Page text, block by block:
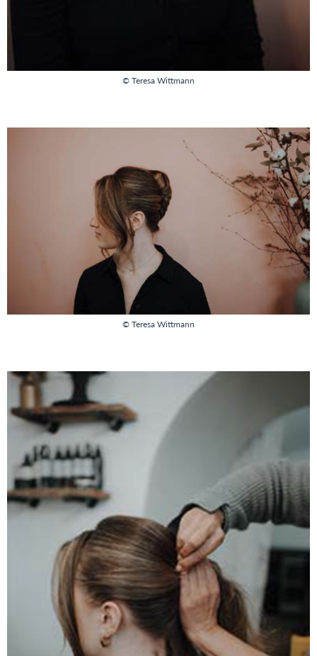
© Teresa Wittmann
© Teresa Wittmann